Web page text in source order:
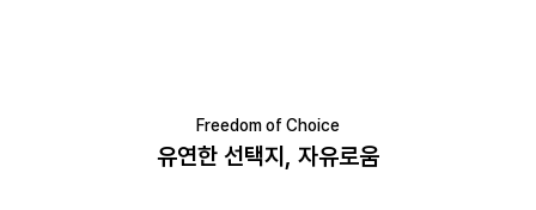
Freedom of Choice
유연한 선택지, 자유로움